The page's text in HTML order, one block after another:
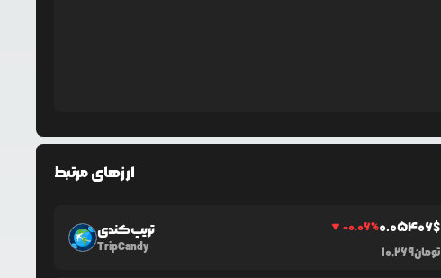
ارزهای مرتبط
تریپ‌کندی
TripCandy
-0.06%0.05406$
10,269تومان